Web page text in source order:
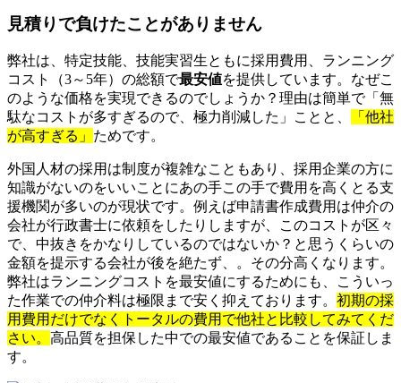
見積りで負けたことがありません
弊社は、特定技能、技能実習生ともに採用費用、ランニング
コスト（3～5年）の総額で最安値を提供しています。なぜこ
のような価格を実現できるのでしょうか？理由は簡単で「無
駄なコストが多すぎるので、極力削減した」ことと、
「他社
が高すぎる」 ためです。
外国人材の採用は制度が複雑なこともあり、採用企業の方に
知識がないのをいいことにあの手この手で費用を高くとる支
援機関が多いのが現状です。例えば申請書作成費用は仲介の
会社が行政書士に依頼をしたりしますが、このコストが区々
で、中抜きをかなりしているのではないか？と思うくらいの
金額を提示する会社が後を絶たず、。その分高くなります。
弊社はランニングコストを最安値にするためにも、こういっ
た作業での仲介料は極限まで安く抑えております。 初期の採
用費用だけでなくトータルの費用で他社と比較してみてくだ
さい。 高品質を担保した中での最安値であることを保証しま
す。